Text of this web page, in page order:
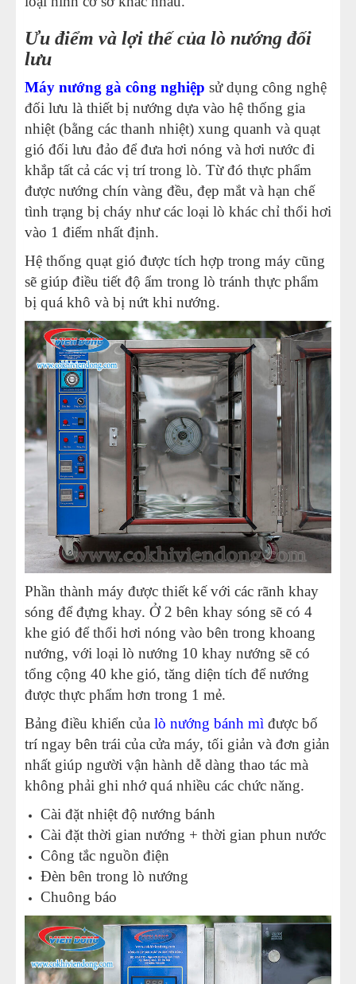
Ưu điểm và lợi thế của lò nướng đối
lưu
Máy nướng gà công nghiệp sử dụng công nghệ
đối lưu là thiết bị nướng dựa vào hệ thống gia
nhiệt (bằng các thanh nhiệt) xung quanh và quạt
gió đối lưu đảo để đưa hơi nóng và hơi nước đi
khắp tất cả các vị trí trong lò. Từ đó thực phẩm
được nướng chín vàng đều, đẹp mắt và hạn chế
tình trạng bị cháy như các loại lò khác chỉ thổi hơi
vào 1 điểm nhất định.
Hệ thống quạt gió được tích hợp trong máy cũng
sẽ giúp điều tiết độ ẩm trong lò tránh thực phẩm
bị quá khô và bị nứt khi nướng.
Phần thành máy được thiết kế với các rãnh khay
sóng để đựng khay. Ở 2 bên khay sóng sẽ có 4
khe gió để thổi hơi nóng vào bên trong khoang
nướng, với loại lò nướng 10 khay nướng sẽ có
tổng cộng 40 khe gió, tăng diện tích để nướng
được thực phẩm hơn trong 1 mẻ.
Bảng điều khiển của lò nướng bánh mì được bố
trí ngay bên trái của cửa máy, tối giản và đơn giản
nhất giúp người vận hành dễ dàng thao tác mà
không phải ghi nhớ quá nhiều các chức năng.
Cài đặt nhiệt độ nướng bánh
Cài đặt thời gian nướng + thời gian phun nước
Công tắc nguồn điện
Đèn bên trong lò nướng
Chuông báo